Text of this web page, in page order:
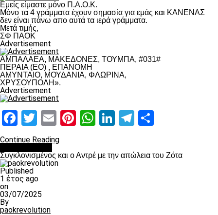
Εμείς είμαστε μόνο Π.Α.Ο.Κ.
Μόνο τα 4 γράμματα έχουν σημασία για εμάς και ΚΑΝΕΝΑΣ
δεν είναι πάνω απο αυτά τα ιερά γράμματα.
Μετά τιμής,
ΣΦ ΠΑΟΚ
Advertisement
ΑΜΠΑΛΑΕΑ, ΜΑΚΕΔΟΝΕΣ, ΤΟΥΜΠΑ, #031#
ΠΕΡΑΙΑ (ΕΟ) , ΕΠΑΝΟΜΗ
ΑΜΥΝΤΑΙΟ, ΜΟΥΔΑΝΙΑ, ΦΛΩΡΙΝΑ,
ΧΡΥΣΟΥΠΟΛΗ».
Advertisement
Facebook
Twitter
EmailPinterest
WhatsApp
LinkedIn
Telegram
Continue Reading
Συγκλονισμένος και ο Αντρέ με την απώλεια του Ζότα
Published
1 έτος ago
on
03/07/2025
By
paokrevolution